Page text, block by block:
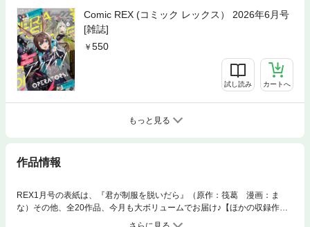
Comic REX (コミック レックス） 2026年6月号
[雑誌]
550
試し読み カートへ
もっと見る
作品情報
REX1月号の表紙は、『君が制服を脱いだら』（原作：筏葛 漫画：ま
な）その他、全20作品、今月も大ボリュームでお届け♪【ほかの収録作
品】『死霊魔術の容疑者』（原作：駄犬 漫画：おにお）／『どうも、物